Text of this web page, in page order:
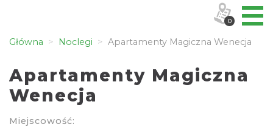
Główna Noclegi Apartamenty Magiczna Wenecja
Apartamenty Magiczna
Wenecja
Miejscowość:
0